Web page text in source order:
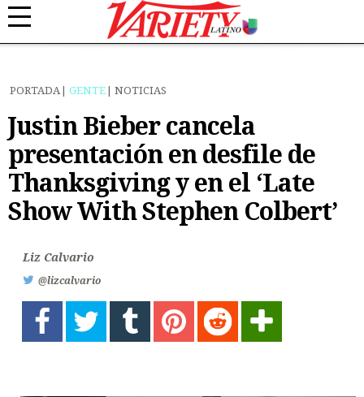
PORTADA GENTE NOTICIAS
Justin Bieber cancela
presentación en desfile de
Thanksgiving y en el ‘Late
Show With Stephen Colbert’
Liz Calvario
@lizcalvario